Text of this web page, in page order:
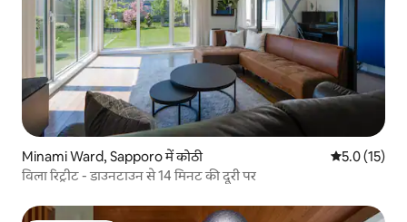
Minami Ward, Sapporo में कोठी औसत रेटिंग 5
5.0 (15)
विला रिट्रीट - डाउनटाउन से 14 मिनट की दूरी पर